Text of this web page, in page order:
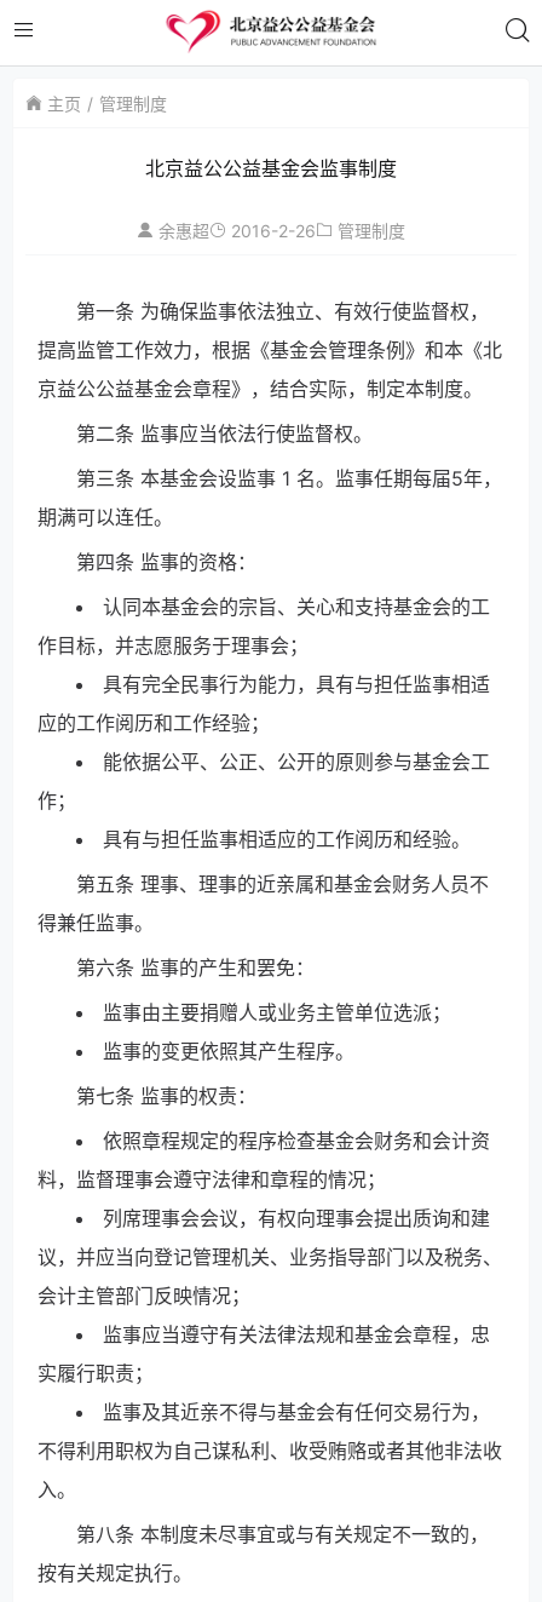
主页 管理制度
北京益公公益基金会监事制度
余惠超 2016-2-26 管理制度
第一条 为确保监事依法独立、有效行使监督权，
提高监管工作效力，根据《基金会管理条例》和本《北
京益公公益基金会章程》，结合实际，制定本制度。
第二条 监事应当依法行使监督权。
第三条 本基金会设监事 1 名。监事任期每届5年，
期满可以连任。
第四条 监事的资格：
认同本基金会的宗旨、关心和支持基金会的工
作目标，并志愿服务于理事会；
具有完全民事行为能力，具有与担任监事相适
应的工作阅历和工作经验；
能依据公平、公正、公开的原则参与基金会工
作；
具有与担任监事相适应的工作阅历和经验。
第五条 理事、理事的近亲属和基金会财务人员不
得兼任监事。
第六条 监事的产生和罢免：
监事由主要捐赠人或业务主管单位选派；
监事的变更依照其产生程序。
第七条 监事的权责：
依照章程规定的程序检查基金会财务和会计资
料，监督理事会遵守法律和章程的情况；
列席理事会会议，有权向理事会提出质询和建
议，并应当向登记管理机关、业务指导部门以及税务、
会计主管部门反映情况；
监事应当遵守有关法律法规和基金会章程，忠
实履行职责；
监事及其近亲不得与基金会有任何交易行为，
不得利用职权为自己谋私利、收受贿赂或者其他非法收
入。
第八条 本制度未尽事宜或与有关规定不一致的，
按有关规定执行。